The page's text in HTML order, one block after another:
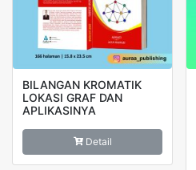
BILANGAN KROMATIK
LOKASI GRAF DAN
APLIKASINYA
Detail